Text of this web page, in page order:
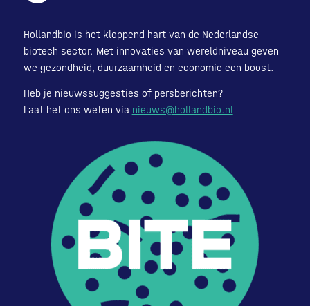
Hollandbio is het kloppend hart van de Nederlandse
biotech sector. Met innovaties van wereldniveau geven
we gezondheid, duurzaamheid en economie een boost.
Heb je nieuwssuggesties of persberichten?
Laat het ons weten via nieuws@hollandbio.nl